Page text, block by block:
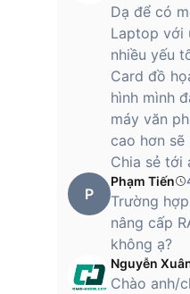
Cảm biến vân tay được
cho phép bạn mở máy
Nhanh chóng và bảo mật,
cũng rất phù hợp cho các
Cổng kết nối đa dạng
Laptop Asus X515 được
3.5mm, 1 DC-in, 3 cổng
có khả năng cắm đảo
Công nghệ Wi-Fi
kết nối ngoại vi nhanh
Dạ để có
Laptop với
nhiều yếu
Card đồ
hình mình
máy văn
cao hơn
Chia sẻ tới
P
Phạm Tiến
Trường
nâng cấp
không ạ?
Nguyễn
Chào anh/